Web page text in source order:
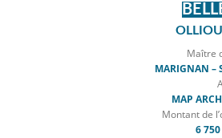
Maître
MARIGNAN –
MAP
Montant de
6